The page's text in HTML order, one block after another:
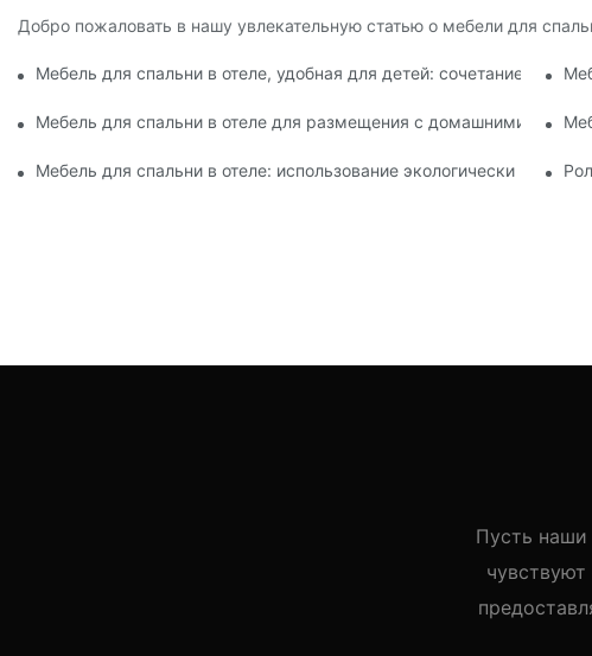
Добро пожаловать в нашу увлекательную статью о мебели для
Мебель для спальни в отеле, удобная для детей: сочетание
Мебель для спальни в отеле для размещения с домашними
Мебель для спальни в отеле: использование экологически чистых
Пусть наши